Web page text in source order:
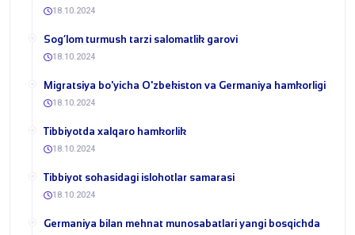
18.10.2024
Sog‘lom turmush tarzi salomatlik garovi
18.10.2024
Migratsiya bo'yicha O'zbekiston va Germaniya hamkorligi
18.10.2024
Tibbiyotda xalqaro hamkorlik
18.10.2024
Tibbiyot sohasidagi islohotlar samarasi
18.10.2024
Germaniya bilan mehnat munosabatlari yangi bosqichda